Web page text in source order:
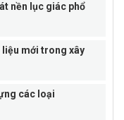
nền lục giác phổ
mới trong xây
các loại